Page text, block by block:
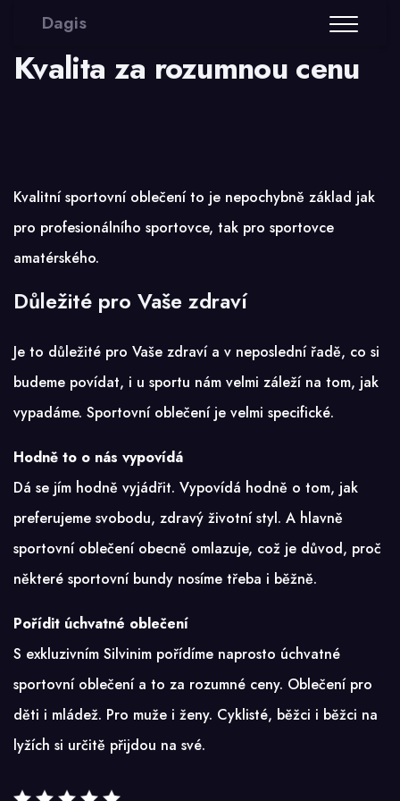
Dagis
Kvalita za rozumnou cenu
Kvalitní sportovní oblečení to je nepochybně základ jak
pro profesionálního sportovce, tak pro sportovce
amatérského.
Důležité pro Vaše zdraví
Je to důležité pro Vaše zdraví a v neposlední řadě, co si
budeme povídat, i u sportu nám velmi záleží na tom, jak
vypadáme. Sportovní oblečení je velmi specifické.
Hodně to o nás vypovídá
Dá se jím hodně vyjádřit. Vypovídá hodně o tom, jak
preferujeme svobodu, zdravý životní styl. A hlavně
sportovní oblečení obecně omlazuje, což je důvod, proč
některé sportovní bundy nosíme třeba i běžně.
Pořídit úchvatné oblečení
S exkluzivním Silvinim pořídíme naprosto úchvatné
sportovní oblečení a to za rozumné ceny. Oblečení pro
děti i mládež. Pro muže i ženy. Cyklisté, běžci i běžci na
lyžích si určitě přijdou na své.